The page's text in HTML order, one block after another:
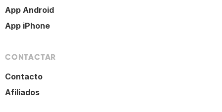
App Android
App iPhone
CONTACTAR
Contacto
Afiliados